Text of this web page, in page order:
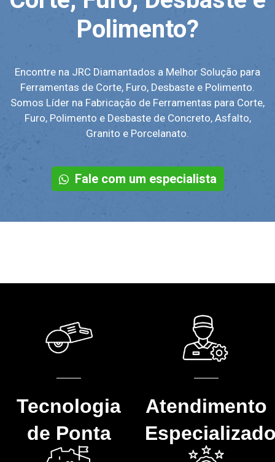
Polimento?
Encontre na JRC Diamantados a Melhor Solução para
Ferramentas de Corte, Furo, Desbaste e Polimento.
Somos Líder na Fabricação de Ferramentas para Corte,
Furo, Polimento e Desbaste de Concreto, Asfalto,
Granito e Porcelanato.
Fale com um especialista
Tecnologia
de Ponta
Atendimento